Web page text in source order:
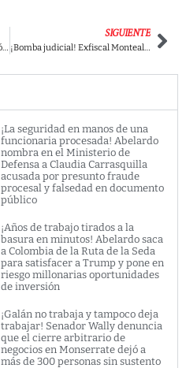
Petro pone a temblar a la oposición con el nombramiento del nuevo Ministro de Defensa, Pedro Sánchez
SIGUIENTE
¡Bomba judicial! Exfiscal Montealegre va con toda contra Uribe: “Es un criminal de guerra” y denuncia a magistrado por encubrirlo
¡La seguridad en manos de una
funcionaria procesada! Abelardo
nombra en el Ministerio de
Defensa a Claudia Carrasquilla
acusada por presunto fraude
procesal y falsedad en documento
público
¡Años de trabajo tirados a la
basura en minutos! Abelardo saca
a Colombia de la Ruta de la Seda
para satisfacer a Trump y pone en
riesgo millonarias oportunidades
de inversión
¡Galán no trabaja y tampoco deja
trabajar! Senador Wally denuncia
que el cierre arbitrario de
negocios en Monserrate dejó a
más de 300 personas sin sustento